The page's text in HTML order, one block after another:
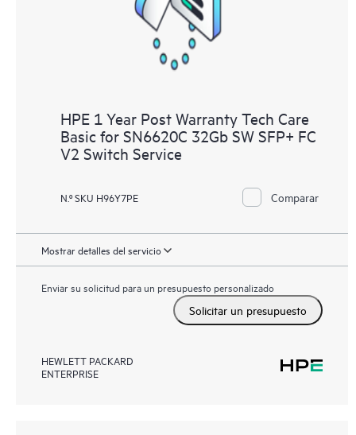
HPE 1 Year Post Warranty Tech Care
Basic for SN6620C 32Gb SW SFP+ FC
V2 Switch Service
N.º SKU H96Y7PE Comparar
Mostrar detalles del servicio
Enviar su solicitud para un presupuesto personalizado
Solicitar un presupuesto
HEWLETT PACKARD
ENTERPRISE